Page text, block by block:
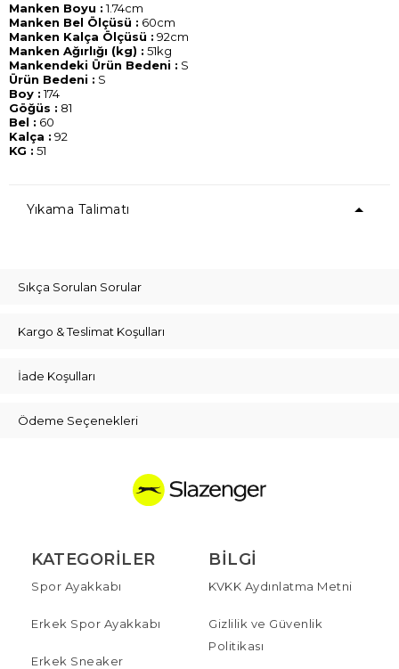
Manken Boyu :1.74cm
Manken Bel Ölçüsü : 60cm
Manken Kalça Ölçüsü : 92cm
Manken Ağırlığı (kg) : 51kg
Mankendeki Ürün Bedeni : S
Ürün Bedeni : S
Boy :174
Göğüs : 81
Bel : 60
Kalça : 92
KG : 51
Yıkama Talimatı
Sıkça Sorulan Sorular
Kargo & Teslimat Koşulları
İade Koşulları
Ödeme Seçenekleri
KATEGORILER
Spor Ayakkabı
Erkek Spor Ayakkabı
Erkek Sneaker
BILGI
KVKK Aydınlatma Metni
Gizlilik ve Güvenlik
Politikası